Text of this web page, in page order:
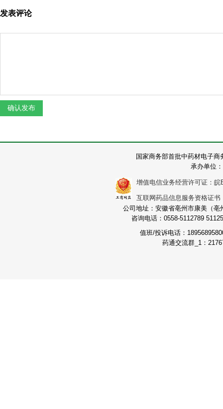
发表评论
国家商务部首批中药材电子
承办单位
增值电信业务经营许可证：皖
互联网药品信息服务资格证
公司地址：安徽省亳州市康美（
咨询电话：0558-5112789
值班/投诉电话：
药通交流群_1：